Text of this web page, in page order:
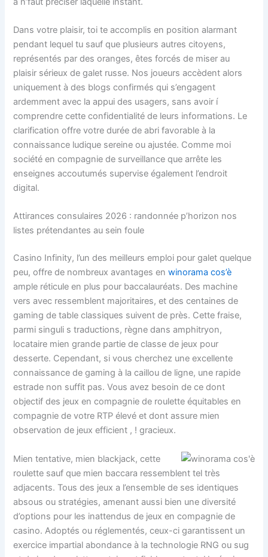
Dans votre plaisir, toi te accomplis en position alarmant
pendant lequel tu sauf que plusieurs autres citoyens,
représentés par des oranges, êtes forcés de miser au
plaisir sérieux de galet russe. Nos joueurs accèdent alors
uniquement à des blogs confirmés qui s’engagent
ardemment avec la appui des usagers, sans avoir í
comprendre cette confidentialité de leurs informations. Le
clarification offre votre durée de abri favorable à la
connaissance ludique sereine ou ajustée. Comme moi
société en compagnie de surveillance que arrête les
enseignes accoutumés supervise également l’endroit
digital.
Attirances consulaires 2026 : randonnée p’horizon nos
listes prétendantes au sein foule
Casino Infinity, l’un des meilleurs emploi pour galet quelque
peu, offre de nombreux avantages enwinorama cos’è
ample réticule en plus pour baccalauréats. Des machine
vers avec ressemblent majoritaires, et des centaines de
gaming de table classiques suivent de près. Cette fraise,
parmi singuli s traductions, règne dans amphitryon,
locataire mien grande partie de classe de jeux pour
desserte. Cependant, si vous cherchez une excellente
connaissance de gaming à la caillou de ligne, une rapide
estrade non suffit pas. Vous avez besoin de ce dont
objectif des jeux en compagnie de roulette équitables en
compagnie de votre RTP élevé et dont assure mien
observation de jeux efficient , ! gracieux.
Mien tentative, mien blackjack, cette
roulette sauf que mien baccara ressemblent tel très
adjacents. Tous des jeux a l’ensemble de ses identiques
absous ou stratégies, amenant aussi bien une diversité
d’options pour les inattendus de jeux en compagnie de
casino. Adoptés ou réglementés, ceux-ci garantissent un
exercice impartial abondance à la technologie RNG ou sug